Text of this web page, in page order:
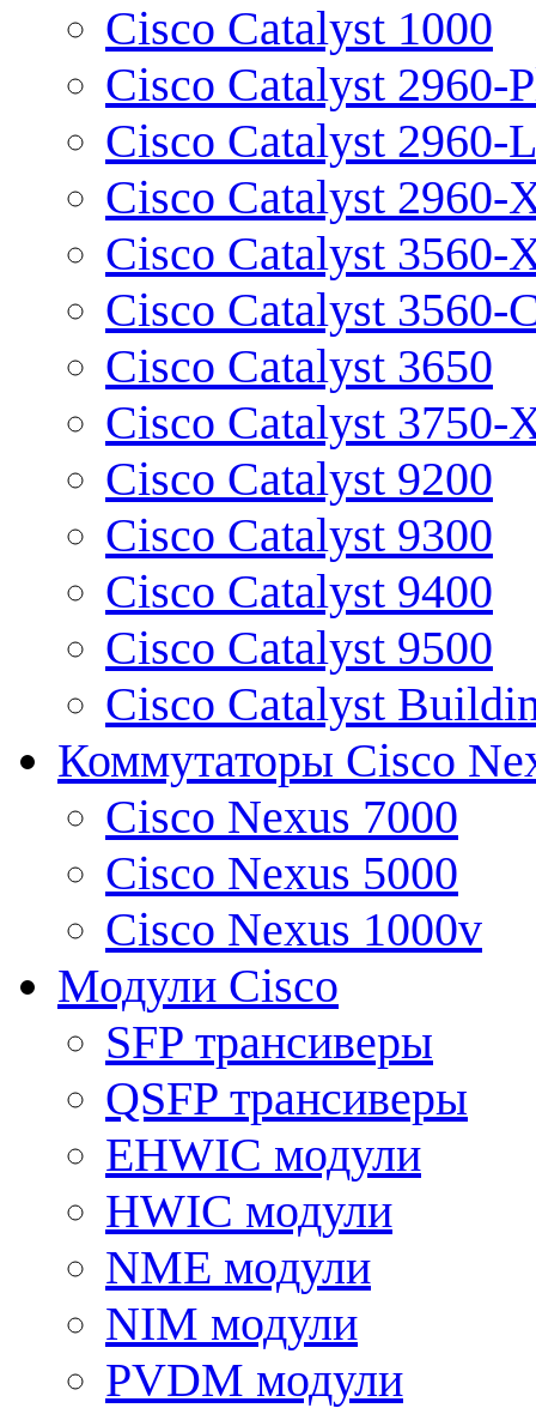
Cisco Catalyst 1000
Cisco Catalyst 2960-
Cisco Catalyst 2960-L
Cisco Catalyst 2960-
Cisco Catalyst 3560-
Cisco Catalyst 3560-
Cisco Catalyst 3650
Cisco Catalyst 3750-
Cisco Catalyst 9200
Cisco Catalyst 9300
Cisco Catalyst 9400
Cisco Catalyst 9500
Cisco Catalyst
Коммутаторы Cisco
Cisco Nexus 7000
Cisco Nexus 5000
Cisco Nexus 1000v
Модули Cisco
SFP трансиверы
QSFP трансиверы
EHWIC модули
HWIC модули
NME модули
NIM модули
PVDM модули